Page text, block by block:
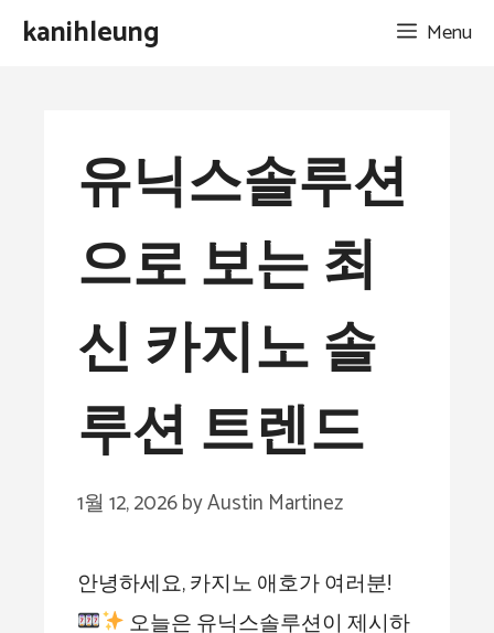
Skipkanihleung Menu
유닉스솔루션
으로 보는 최
신 카지노 솔
루션 트렌드
1월 12, 2026byAustin Martinez
안녕하세요, 카지노 애호가 여러분!
오늘은 유닉스솔루션이 제시하